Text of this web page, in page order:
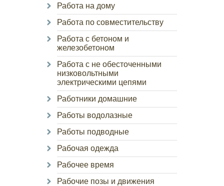
Работа на дому
Работа по совместительству
Работа с бетоном и
железобетоном
Работа с не обесточенными
низковольтными
электрическими цепями
Работники домашние
Работы водолазные
Работы подводные
Рабочая одежда
Рабочее время
Рабочие позы и движения